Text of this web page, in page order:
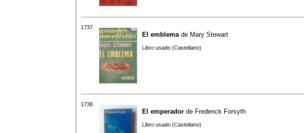
1737.
El emblema de Mary Stewart
Libro usado (Castellano)
1738.
El emperador de Frederick Forsyth
Libro usado (Castellano)